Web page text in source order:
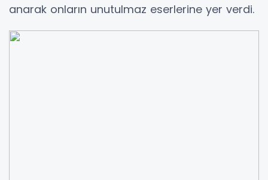
anarak onların unutulmaz eserlerine yer verdi.